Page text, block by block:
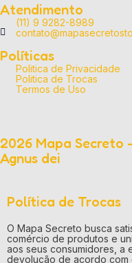
Atendimento
(11) 9 9282-8989
Políticas
Politica de Privacidade
Politica de Trocas
Termos de Uso
2026 Mapa Secreto
Agnus dei
Política de Trocas
O Mapa Secreto busca
comércio de produtos e
aos seus consumidores, a
devolução de acordo com